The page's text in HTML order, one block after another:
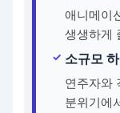
애니메이
생생하게
소규모
연주자와
분위기에